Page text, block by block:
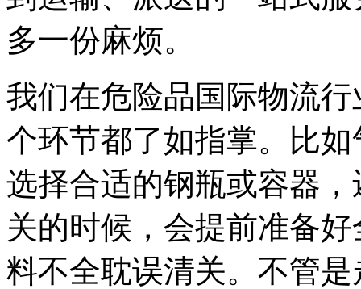
多一份麻烦。
我们在危险品国际物流
个环节都了如指掌。比
选择合适的钢瓶或容器
关的时候，会提前准备
料不全耽误清关。不管